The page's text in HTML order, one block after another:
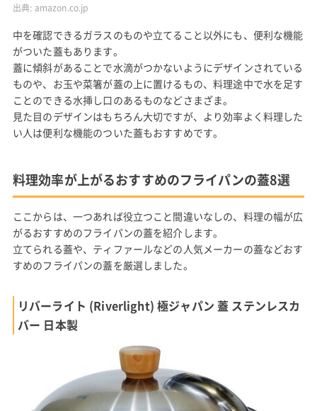
出典: amazon.co.jp
中を確認できるガラスのものや立てること以外にも、便利な機能
がついた蓋もあります。
蓋に傾斜があることで水滴がつかないようにデザインされている
ものや、お玉や菜箸が蓋の上に置けるもの、料理途中で水を足す
ことのできる水挿し口のあるものなどさまざま。
見た目のデザインはもちろん大切ですが、より効率よく料理した
い人は便利な機能のついた蓋もおすすめです。
料理効率が上がるおすすめのフライパンの蓋8選
ここからは、一つあれば役立つこと間違いなしの、料理の幅が広
がるおすすめのフライパンの蓋を紹介します。
立てられる蓋や、ティファールなどの人気メーカーの蓋などおす
すめのフライパンの蓋を厳選しました。
リバーライト (Riverlight) 極ジャパン 蓋 ステンレスカ
バー 日本製